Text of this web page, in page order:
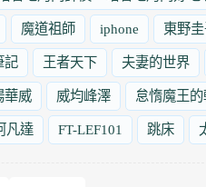
魔道祖師 iphone 東野
記 王者天下 夫妻的世界
華威 威均峰澤 怠惰魔王
凡達 FT-LEF101 跳床